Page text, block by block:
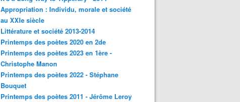
Appropriation : Individu, morale et société
au XXIe siècle
Littérature et société 2013-2014
Printemps des poètes 2020 en 2de
Printemps des poètes 2023 en 1ère -
Christophe Manon
Printemps des poètes 2022 - Stéphane
Bouquet
Printemps des poètes 2011 - Jérôme Leroy